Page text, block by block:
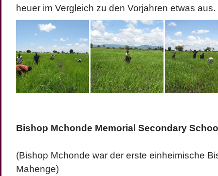
heuer im Vergleich zu den Vorjahren etwas aus.
Bishop Mchonde Memorial Secondary
(Bishop Mchonde war der erste einheimische
Mahenge)